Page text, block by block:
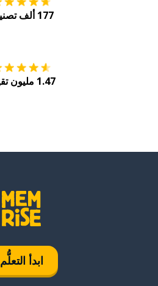
177 ألف تصنيف
1.47 مليون تقييم
ابدأ التعلُّم